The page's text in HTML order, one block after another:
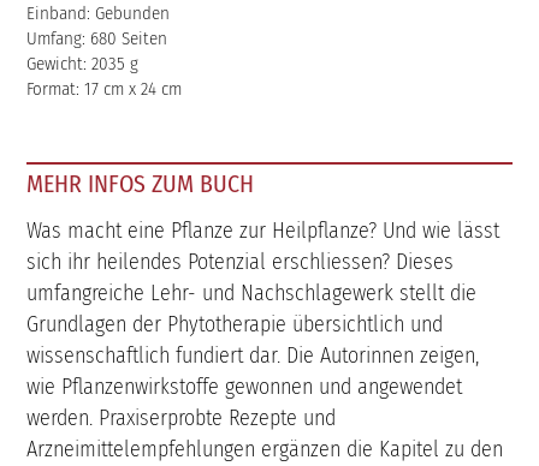
Einband: Gebunden
Umfang: 680 Seiten
Gewicht: 2035 g
Format: 17 cm x 24 cm
MEHR INFOS ZUM BUCH
Was macht eine Pflanze zur Heilpflanze? Und wie lässt
sich ihr heilendes Potenzial erschliessen? Dieses
umfangreiche Lehr- und Nachschlagewerk stellt die
Grundlagen der Phytotherapie übersichtlich und
wissenschaftlich fundiert dar. Die Autorinnen zeigen,
wie Pflanzenwirkstoffe gewonnen und angewendet
werden. Praxiserprobte Rezepte und
Arzneimittelempfehlungen ergänzen die Kapitel zu den